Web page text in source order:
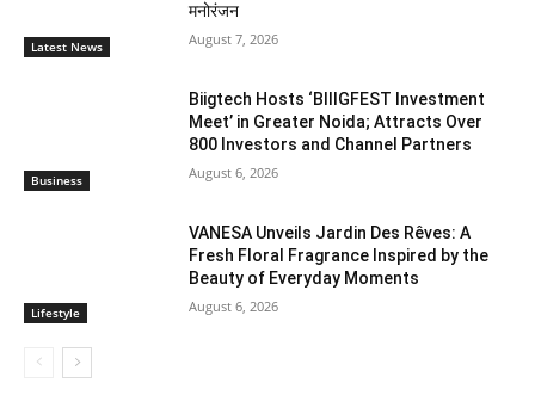
Latest News
मनोरंजन
August 7, 2026
Business
Biigtech Hosts ‘BIIIGFEST Investment
Meet’ in Greater Noida; Attracts Over
800 Investors and Channel Partners
August 6, 2026
Lifestyle
VANESA Unveils Jardin Des Rêves: A
Fresh Floral Fragrance Inspired by the
Beauty of Everyday Moments
August 6, 2026